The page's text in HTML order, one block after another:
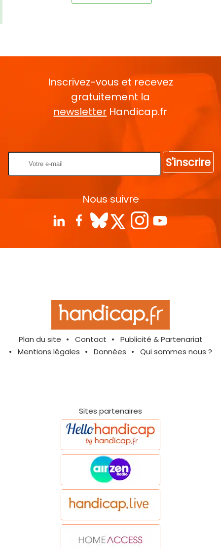
Inscrivez-vous et recevez
gratuitement la
newsletter Handicap.fr
S'inscrire
Nous suivre
Plan du site Contact
Publicité & Partenariat
Mentions légales
Données Qui sommes nous ?
Sites partenaires